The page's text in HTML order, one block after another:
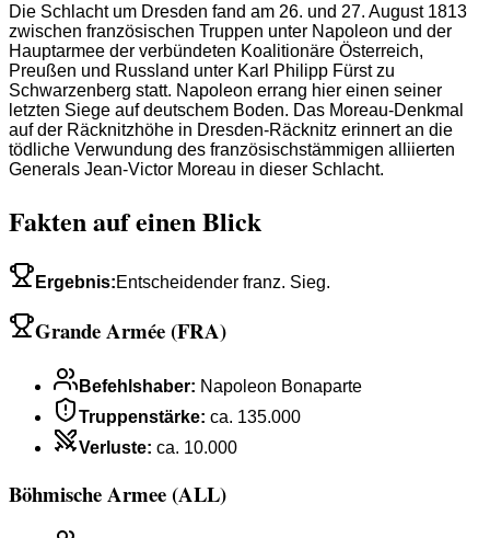
Die Schlacht um Dresden fand am 26. und 27. August 1813
zwischen französischen Truppen unter Napoleon und der
Hauptarmee der verbündeten Koalitionäre Österreich,
Preußen und Russland unter Karl Philipp Fürst zu
Schwarzenberg statt. Napoleon errang hier einen seiner
letzten Siege auf deutschem Boden. Das Moreau-Denkmal
auf der Räcknitzhöhe in Dresden-Räcknitz erinnert an die
tödliche Verwundung des französischstämmigen alliierten
Generals Jean-Victor Moreau in dieser Schlacht.
Fakten auf einen Blick
Ergebnis:Entscheidender franz. Sieg.
Grande Armée (FRA)
Befehlshaber: Napoleon Bonaparte
Truppenstärke: ca. 135.000
Verluste: ca. 10.000
Böhmische Armee (ALL)